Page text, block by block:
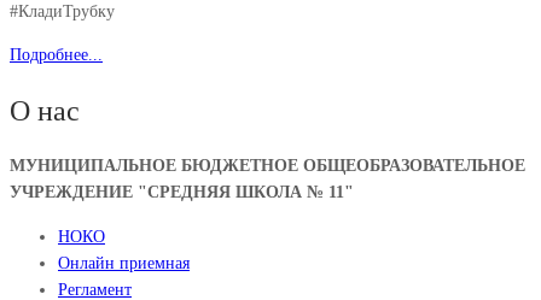
#КладиТрубку
Подробнее...
О нас
МУНИЦИПАЛЬНОЕ БЮДЖЕТНОЕ ОБЩЕОБРАЗОВАТЕЛЬНОЕ
УЧРЕЖДЕНИЕ "СРЕДНЯЯ ШКОЛА № 11"
НОКО
Онлайн приемная
Регламент